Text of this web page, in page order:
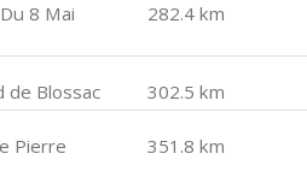
8 Mai
282.4 km
de Blossac 302.5 km
Pierre
351.8 km